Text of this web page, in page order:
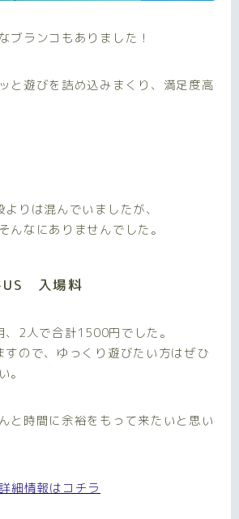
ブランコもありました！
と遊びを詰め込みまくり、満足度高
りは混んでいましたが、
んなにありませんでした。
US 入場料
2人で合計1500円でした。
すので、ゆっくり遊びたい方はぜひ
。
と時間に余裕をもって来たいと思い
細情報はコチラ